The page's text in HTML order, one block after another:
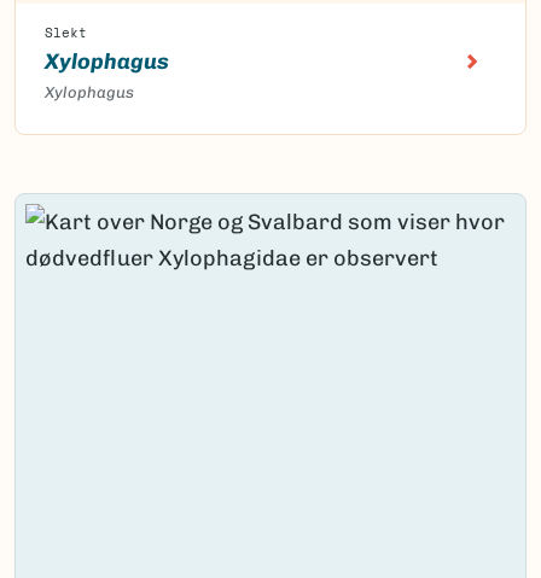
Slekt
Xylophagus
Xylophagus